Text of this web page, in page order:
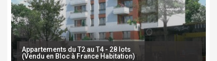
Appartements du T2 au T4 - 28 lots
(Vendu en Bloc à France Habitation)